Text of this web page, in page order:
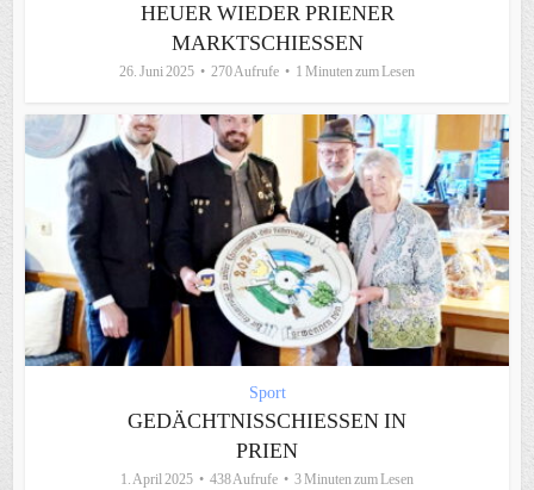
HEUER WIEDER PRIENER
MARKTSCHIESSEN
26. Juni 2025 270 Aufrufe 1 Minuten zum Lesen
Sport
GEDÄCHTNISSCHIESSEN IN P
RIEN
1. April 2025 438 Aufrufe 3 Minuten zum Lesen